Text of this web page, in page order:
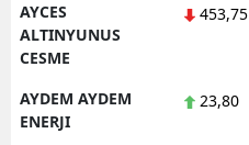
AYCES
ALTINYUNUS
CESME
453,75
AYDEM AYDEM
ENERJI
23,80